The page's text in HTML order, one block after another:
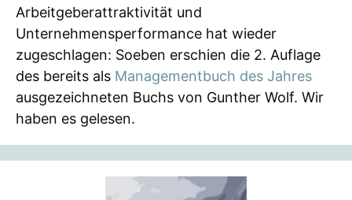
Arbeitgeberattraktivität und
Unternehmensperformance hat wieder
zugeschlagen: Soeben erschien die 2. Auflage
des bereits als Managementbuch des Jahres
ausgezeichneten Buchs von Gunther Wolf. Wir
haben es gelesen.